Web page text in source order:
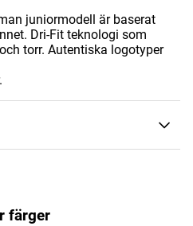
juniormodell är baserat
Dri-Fit teknologi som
torr. Autentiska logotyper
färger